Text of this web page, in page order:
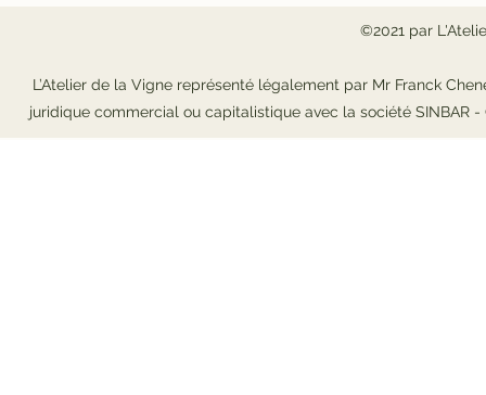
©2021 par
L’Atelier de la Vigne représenté légalement par Mr Franck
juridique commercial ou capitalistique avec la société SINBAR